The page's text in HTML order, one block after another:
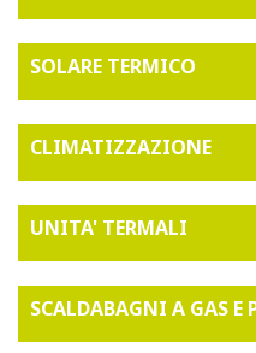
SOLARE TERMICO
CLIMATIZZAZIONE
UNITA' TERMALI
SCALDABAGNI A GAS E